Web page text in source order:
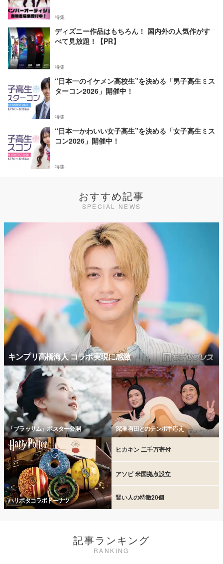
特集
ディズニー作品はもちろん！ 国内外の人気作がす
べて見放題！【PR】
特集
“日本一のイケメン高校生”を決める「男子高生ミス
ターコン2026」開催中！
特集
“日本一かわいい女子高生”を決める「女子高生ミス
コン2026」開催中！
特集
おすすめ記事
SPECIAL NEWS
キンプリ高橋海人 コラボ実現に感激
「ブラッサム」ポスター公開 深澤 有田とのテンポ手応え
ハリポタコラボドーナツ
ヒカキン 二千万寄付
アソビ 米国拠点設立
賢い人の特徴20個
記事ランキング
RANKING